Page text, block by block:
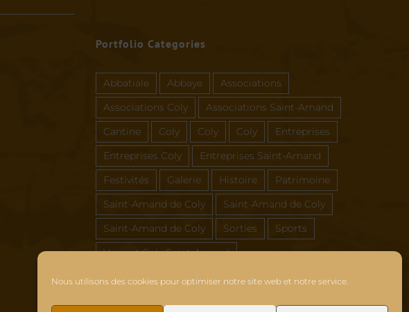
Nous utilisons des cookies pour optimiser notre site web et notre service.
Portfolio Categories
Abbatiale Abbaye Associations
Associations Coly Associations Saint-Amand
Cantine Coly Coly Coly Entreprises
Entreprises Coly Entreprises Saint-Amand
Festivités Galerie Histoire Patrimoine
Saint-Amand de Coly Saint-Amand de Coly
Saint-Amand de Coly Sorties Sports
Vous et Coly Saint-Amand